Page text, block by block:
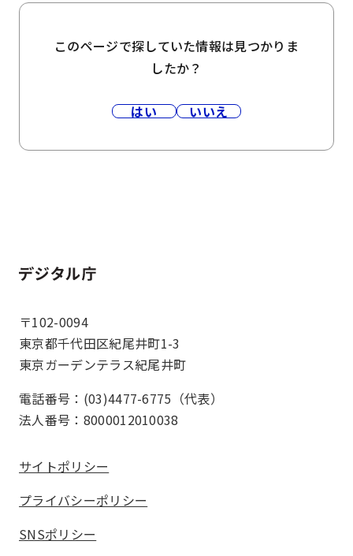
このページで探していた情報は見つかりま
したか？
はい いいえ
ホーム
〒102-0094
東京都千代田区紀尾井町1-3
東京ガーデンテラス紀尾井町
電話番号：(03)4477-6775（代表）
法人番号：8000012010038
サイトポリシー
プライバシーポリシー
SNSポリシー